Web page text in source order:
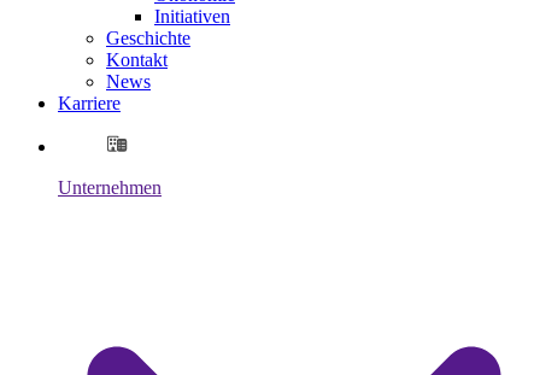
Initiativen
Geschichte
Kontakt
News
Karriere
Unternehmen